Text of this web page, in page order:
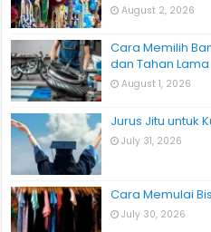
August 2, 2026
Cara Memilih
dan Tahan Lama
August 1, 2026
Jurus Jitu untuk
July 31, 2026
Cara Memulai
July 30, 2026